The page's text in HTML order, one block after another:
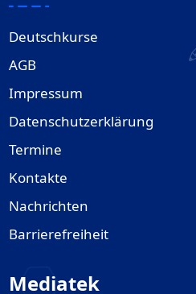
Deutschkurse
AGB
Impressum
Datenschutzerklärung
Termine
Kontakte
Nachrichten
Barrierefreiheit
Mediatek